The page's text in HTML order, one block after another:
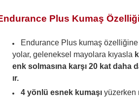
Plus Kumaş Özelliği
Endurance Plus kumaş
yolar, geleneksel mayolara kıyasla
enk solmasına karşı 20 kat daha
ır.
4 yönlü esnek kumaşı yüzerken